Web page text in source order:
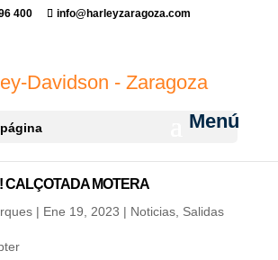
400 info@harleyzaragoza.com
CALÇOTADA MOTERA
| Ene 19, 2023 | Noticias, Salidas